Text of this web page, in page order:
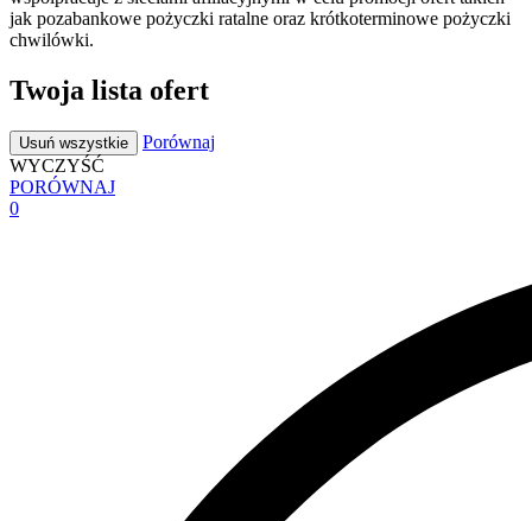
jak pozabankowe pożyczki ratalne oraz krótkoterminowe pożyczki
chwilówki.
Twoja lista ofert
Usuń wszystkie
Porównaj
WYCZYŚĆ
PORÓWNAJ
0